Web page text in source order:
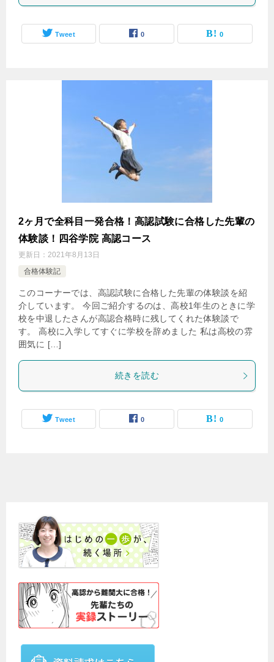
Tweet 0 0
2ヶ月で全科目一発合格！高認試験に合格した先輩の
体験談！四谷学院 高認コース
更新日： 2021年8月13日
合格体験記
このコーナーでは、高認試験に合格した先輩の体験談を紹
介しています。 今回ご紹介するのは、高校1年生のときに学
校を中退したさんが高認合格時に残してくれた体験談で
す。 高校に入学してすぐに学校を辞めました 私は高校の雰
囲気に […]
続きを読む
Tweet 0 0